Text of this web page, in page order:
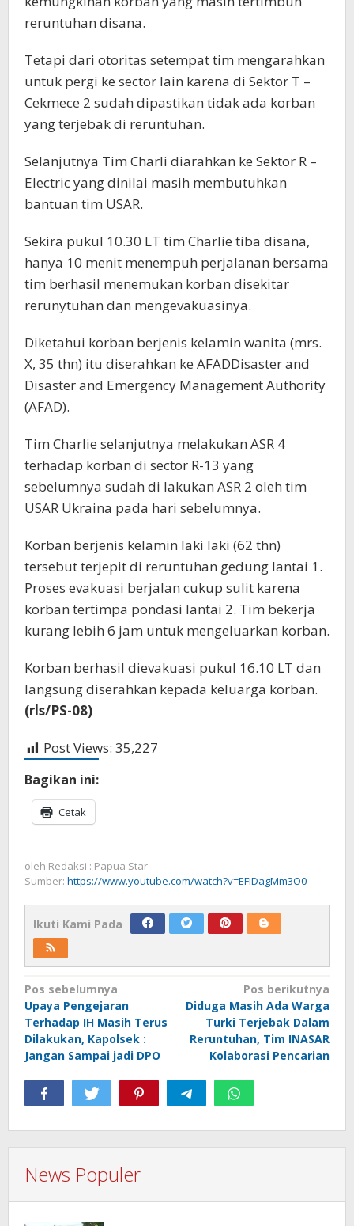
reruntuhan disana.
Tetapi dari otoritas setempat tim mengarahkan
untuk pergi ke sector lain karena di Sektor T –
Cekmece 2 sudah dipastikan tidak ada korban
yang terjebak di reruntuhan.
Selanjutnya Tim Charli diarahkan ke Sektor R –
Electric yang dinilai masih membutuhkan
bantuan tim USAR.
Sekira pukul 10.30 LT tim Charlie tiba disana,
hanya 10 menit menempuh perjalanan bersama
tim berhasil menemukan korban disekitar
rerunytuhan dan mengevakuasinya.
Diketahui korban berjenis kelamin wanita (mrs.
X, 35 thn) itu diserahkan ke AFADDisaster and
Disaster and Emergency Management Authority
(AFAD).
Tim Charlie selanjutnya melakukan ASR 4
terhadap korban di sector R-13 yang
sebelumnya sudah di lakukan ASR 2 oleh tim
USAR Ukraina pada hari sebelumnya.
Korban berjenis kelamin laki laki (62 thn)
tersebut terjepit di reruntuhan gedung lantai 1.
Proses evakuasi berjalan cukup sulit karena
korban tertimpa pondasi lantai 2. Tim bekerja
kurang lebih 6 jam untuk mengeluarkan korban.
Korban berhasil dievakuasi pukul 16.10 LT dan
langsung diserahkan kepada keluarga korban.
(rls/PS-08)
Post Views: 35,227
Bagikan ini:
Cetak
oleh Redaksi : Papua Star
Sumber: https://www.youtube.com/watch?v=EFIDagMm3O0
Ikuti Kami Pada
Navigasi
pos
Pos sebelumnya
Upaya Pengejaran
Terhadap IH Masih Terus
Dilakukan, Kapolsek :
Jangan Sampai jadi DPO
Pos berikutnya
Diduga Masih Ada Warga
Turki Terjebak Dalam
Reruntuhan, Tim INASAR
Kolaborasi Pencarian
News Populer